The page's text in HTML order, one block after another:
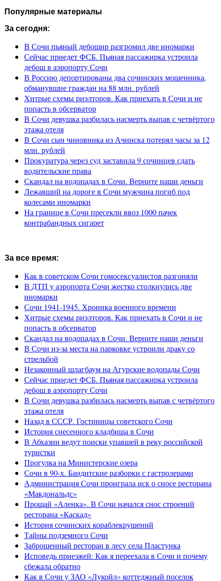
Популярные материалы
За сегодня:
В Сочи пьяный дебошир разгромил две иномарки
Сейчас приедет ФСБ. Пьяная пассажирка устроила
дебош в аэропорту Сочи
В Россию депортированы два сочинских мошенника,
обманувшие граждан на 88 млн. рублей
Хитрые схемы риэлторов. Как приехать в Сочи и не
попасть в обсерватор
В Сочи девушка разбилась насмерть выпав с четвёртого
этажа отеля
В Сочи сын чиновника из Ачинска потерял часы за 12
млн. рублей
Прокуратура через суд заставила 9 сочинцев сдать
водительские права
Скандал на водопадах в Сочи. Верните наши деньги
Лежавший на дороге в Сочи мужчина погиб под
колесами иномарки
На границе в Сочи пресекли ввоз 1000 пачек
контрабандных сигарет
За все время:
Как в советском Сочи гомосексуалистов разгоняли
В ДТП у аэропорта Сочи жестко столкнулись две
иномарки
Сочи 1941-1945. Хроника военного времени
Хитрые схемы риэлторов. Как приехать в Сочи и не
попасть в обсерватор
Скандал на водопадах в Сочи. Верните наши деньги
В Сочи из-за места на парковке устроили драку со
стрельбой
Незаконный шлагбаум на Агурские водопады Сочи
Сейчас приедет ФСБ. Пьяная пассажирка устроила
дебош в аэропорту Сочи
В Сочи девушка разбилась насмерть выпав с четвёртого
этажа отеля
Назад в СССР. Гостиницы советского Сочи
История снесенного кладбища в Сочи
В Абхазии ведут поиски упавшей в реку российской
туристки
Прогулка на Министерские озера
Сочи в 90-х. Бандитские разборки с гастролерами
Администрация Сочи проиграла иск о сносе ресторана
«Макдональдс»
Прощай «Аленка». В Сочи начался снос строений
ресторана «Каскад»
История сочинских кораблекрушений
Тайны подземного Сочи
Заброшенный ресторан в лесу села Пластунка
Исповедь приезжей: Как я переехала в Сочи и почему
сбежала обратно
Как в Сочи у ЗАО «Лукойл» коттеджный поселок